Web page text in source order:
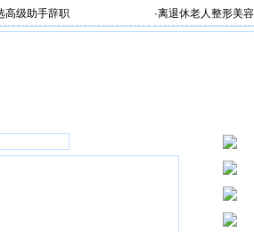
高级助手辞职 ·离退休老人整形美